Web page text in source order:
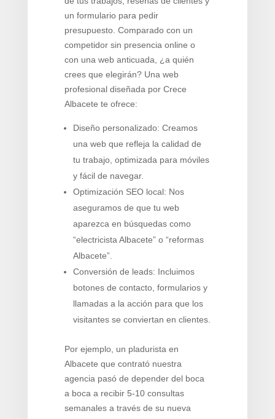
un formulario para pedir
presupuesto. Comparado con un
competidor sin presencia online o
con una web anticuada, ¿a quién
crees que elegirán? Una web
profesional diseñada por Crece
Albacete te ofrece:
Diseño personalizado: Creamos
una web que refleja la calidad de
tu trabajo, optimizada para móviles
y fácil de navegar.
Optimización SEO local: Nos
aseguramos de que tu web
aparezca en búsquedas como
“electricista Albacete” o “reformas
Albacete”.
Conversión de leads: Incluimos
botones de contacto, formularios y
llamadas a la acción para que los
visitantes se conviertan en clientes.
Por ejemplo, un pladurista en
Albacete que contrató nuestra
agencia pasó de depender del boca
a boca a recibir 5-10 consultas
semanales a través de su nueva